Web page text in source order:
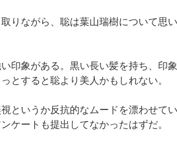
りながら、聡は葉山瑞樹について思
印象がある。黒い長い髪を持ち、印
とすると聡より美人かもしれない。
というか反抗的なムードを漂わせてい
ケートも提出してなかったはずだ。